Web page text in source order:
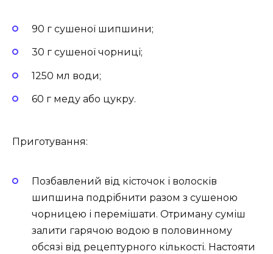
90 г сушеної шипшини;
30 г сушеної чорниці;
1250 мл води;
60 г меду або цукру.
Приготування:
Позбавлений від кісточок і волосків
шипшина подрібнити разом з сушеною
чорницею і перемішати. Отриману суміш
залити гарячою водою в половинному
обсязі від рецептурного кількості. Настояти